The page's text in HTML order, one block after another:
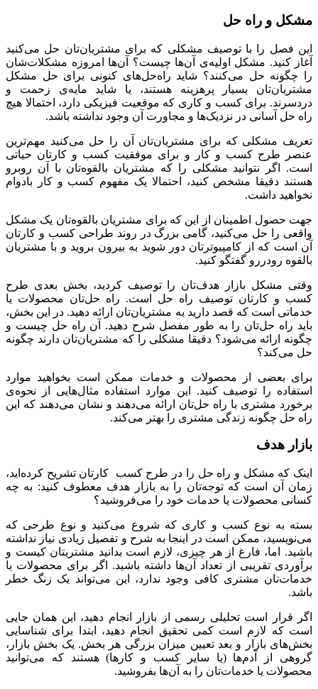
مشکل و راه حل
این فصل را با توصیف مشکلی که برای مشتریان‌تان حل می‌کنید
آغاز کنید. مشکل اولیه‌ی آن‌ها چیست؟ آن‌ها امروزه مشکلات‌شان
را چگونه حل می‌کنند؟ شاید راه‌حل‌های کنونی برای حل مشکل
مشتریان‌تان بسیار پرهزینه هستند، یا شاید مایه‌ی زحمت و
دردسرند. برای کسب و کاری که موقعیت فیزیکی دارد، احتمالا هیچ
راه‌ حل آسانی در نزدیک‌ها و مجاورت آن وجود نداشته باشد.
تعریف مشکلی که برای مشتریان‌تان آن را حل می‌کنید مهم‌ترین
عنصر طرح کسب و کار و برای موفقیت کسب و کارتان حیاتی
است. اگر نتوانید مشکلی را که مشتریان بالقوه‌تان با آن روبرو
هستند دقیقا مشخص کنید، احتمالا یک مفهوم کسب و کار بادوام
نخواهید داشت.
جهت حصول اطمینان از این که برای مشتریان‌ بالقوه‌تان یک مشکل
واقعی را حل می‌کنید، گامی بزرگ در روند طراحی کسب و کارتان
آن است که از کامپیوترتان دور شوید به بیرون بروید و با مشتریان
بالقوه رودررو گفتگو کنید.
وقتی مشکل بازار هدف‌تان را توصیف کردید، بخش بعدی طرح
کسب و کارتان توصیف راه‌ حل است. راه حل‌تان محصولات یا
خدماتی است که قصد دارید به مشتریان‌تان ارائه دهید. در این بخش،
باید راه حل‌تان را به طور مفصل شرح دهید. آن راه حل چیست و
چگونه ارائه می‌شود؟ دقیقا مشکلی را که مشتریان‌تان دارند چگونه
حل می‌کند؟
برای بعضی از محصولات و خدمات ممکن است بخواهید موارد
استفاده را توصیف کنید. این موارد استفاده مثال‌هایی از نحوه‌ی
برخورد مشتری با راه حل‌تان ارائه می‌دهند و نشان می‌دهند که این
راه حل چگونه زندگی مشتری را بهتر می‌کند.
بازار هدف
اینک که مشکل و راه حل را در طرح کسب کارتان تشریح کرده‌اید،
زمان آن است که توجه‌تان را به بازار هدف معطوف کنید: به چه
کسانی محصولات یا خدمات خود را می‌فروشید؟
بسته به نوع کسب و کاری که شروع می‌کنید و نوع طرحی که
می‌نویسید، ممکن است در اینجا به شرح و تفصیل زیادی نیاز نداشته
باشید. اما، فارغ از هر چیزی، لازم است بدانید مشتریتان کیست و
برآوردی تقریبی از تعداد آن‌ها داشته باشید. اگر برای محصولات یا
خدمات‌تان مشتری کافی وجود ندارد، این می‌تواند یک زنگ خطر
باشد.
اگر قرار است تحلیلی رسمی از بازار انجام دهید، این همان جایی
است که لازم است کمی تحقیق انجام دهید، ابتدا برای شناسایی
بخش‌های بازار و بعد تعیین میزان بزرگی هر بخش. یک بخش بازار،
گروهی از آدم‌ها (یا سایر کسب و کارها) هستند که می‌توانید
محصولات یا خدمات‌تان را به آن‌ها بفروشید.